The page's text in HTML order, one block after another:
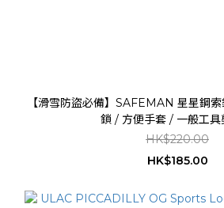
【滑雪防盜必備】SAFEMAN 星星鋼
鎖 / 方便手套 / 一般工具
HK$220.00
HK$185.00